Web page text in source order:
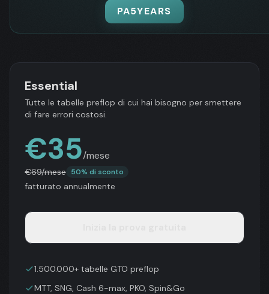
PA5YEARS
Essential
Tutte le tabelle preflop di cui hai bisogno per smettere
di fare errori costosi.
€35/mese
€69/mese 50% di sconto
fatturato annualmente
1.500.000+ tabelle GTO preflop
MTT, SNG, Cash 6-max, PKO, Spin&Go